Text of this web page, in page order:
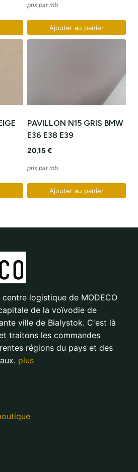
prix par mb
Ajouter au panier
PAVILLON N15 GRIS BMW
E36 E38 E39
20,15€
prix par mb
Ajouter au panier
logistique de MODECO
de la voïvodie de
ville de Bialystok. C'est là
traitons les commandes
régions du pays et des
plus